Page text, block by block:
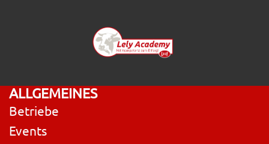
ALLGEMEINES
Betriebe
Events